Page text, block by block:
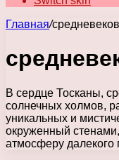
Главная/
В сердце Тосканы,
солнечных холмов,
уникальных и
окруженный
атмосферу